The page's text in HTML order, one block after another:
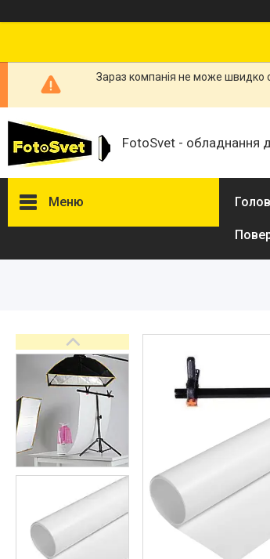
Зараз компанія не може швидко
FotoSvet - обладнання
Меню
Студійні парасольки
Студійне світло
Лампи для постійного та
імпульсного світла
Набори постійного світла для
фото і відео
Набори імпульсного світла
Фото відбивачі, тримачі для
відбивачів
Поворотні столики
Все для предметної зйомки